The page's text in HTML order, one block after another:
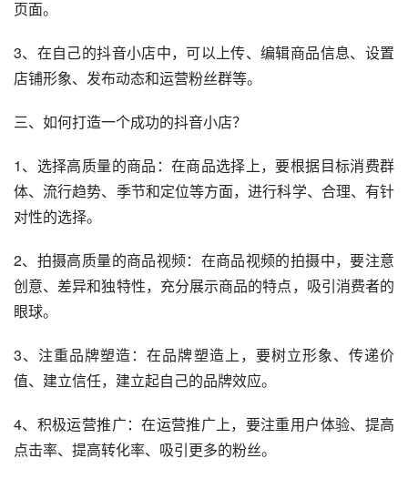
页面。
3、在自己的抖音小店中，可以上传、编辑商品信息、设置
店铺形象、发布动态和运营粉丝群等。
三、如何打造一个成功的抖音小店？
1、选择高质量的商品：在商品选择上，要根据目标消费群
体、流行趋势、季节和定位等方面，进行科学、合理、有针
对性的选择。
2、拍摄高质量的商品视频：在商品视频的拍摄中，要注意
创意、差异和独特性，充分展示商品的特点，吸引消费者的
眼球。
3、注重品牌塑造：在品牌塑造上，要树立形象、传递价
值、建立信任，建立起自己的品牌效应。
4、积极运营推广：在运营推广上，要注重用户体验、提高
点击率、提高转化率、吸引更多的粉丝。